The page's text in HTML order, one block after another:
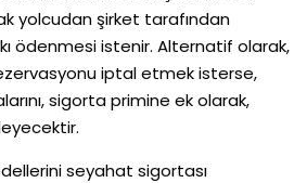
yolcudan şirket tarafından
ödenmesi istenir. Alternatif olarak,
iptal etmek isterse,
sigorta primine ek olarak,
seyahat sigortası